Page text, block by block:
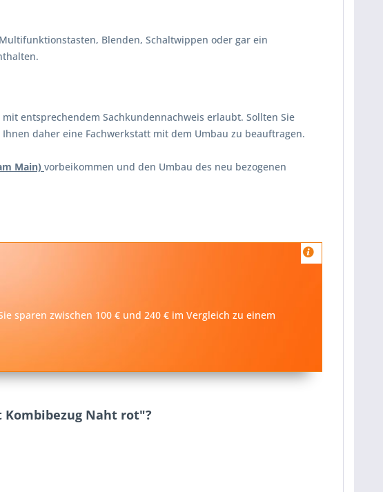
Blenden, Schaltwippen oder gar ein
entsprechendem Sachkundennachweis erlaubt. Sollten Sie
daher eine Fachwerkstatt mit dem Umbau zu beauftragen.
Main) vorbeikommen und den Umbau des neu bezogenen
sparen zwischen 100 € und 240 € im Vergleich zu einem
Kombibezug Naht rot"?